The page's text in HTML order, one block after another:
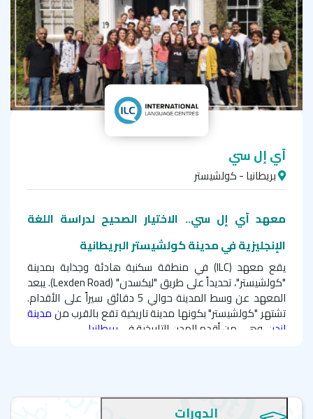
آي إل سي
بريطانيا - كولشيستر
معهدآي إل سي.. الاختيار الصحيح لدراسة اللغة
الإنجليزية في مدينة كولشيستر البريطانية
يقع معهد (ILC) في منطقة سكنية هادئة وجذابة بمدينة
"كولشيستر"، تحديداً على طريق "ليكسدن" (Lexden Road). يبعد
المعهد عن وسط المدينة حوالي 5 دقائق سيراً على الأقدام.
تشتهر "كولشيستر" بكونها مدينة تاريخية تقع بالقرب منمدينة
لندن ، وهي من أقدم المدن التاريخية في بريطانيا
في التعليم الحديث، كما يوفر المعهد مكتبة، وقاعة للكمبيوتر،
الدورات